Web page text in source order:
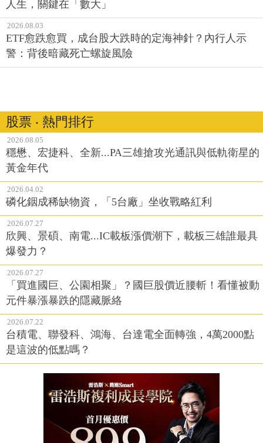
人生，關鍵在「數大」
2026.08.03
ETF愈跌愈買，成台股大跌時的定海神針？內行人示
警：背後暗藏死亡螺旋風險
股票 ‧ 熱門排行
2026.08.05
穩懋、宏捷科、全新...PA三雄搶攻光通訊與低軌衛星的
黃金年代
2026.04.02
磷化銦成稀缺物資，「5台廠」坐收戰略紅利
2026.07.27
欣興、景碩、南電...IC載板漲價潮下，載板三雄誰最具
爆發力？
2026.07.27
「買進國巨、公園相聚」？國巨股價近腰斬！看懂被動
元件暴漲暴跌的隱藏脈絡
2026.07.22
台積電、聯發科、鴻海、台達電全面轉強，4萬2000點
是這波的低點嗎？